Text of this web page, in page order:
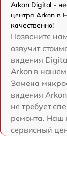
Arkon Digital -
центра Arkon в
качественно!
Позвоните
озвучит
видения
Arkon в нашем
Замена
видения
не требует
ремонта. Наш
сервисный